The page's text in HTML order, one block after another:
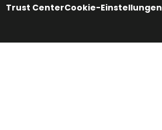
Trust CenterCookie-Einstellungen